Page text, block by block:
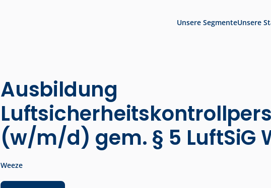
Unsere SegmenteUnsere
Ausbildung
(w/m/d) gem. § 5 LuftSiG
Weeze